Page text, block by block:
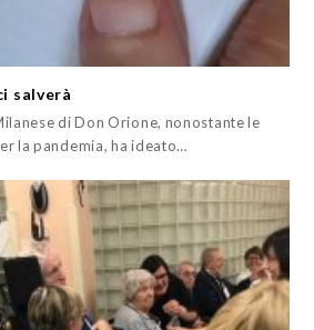
salverà
di Don Orione, nonostante le
la pandemia, ha ideato…